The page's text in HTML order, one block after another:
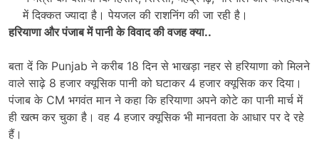
में दिक्कत ज्यादा है। पेयजल की राशनिंग की जा रही है।
हरियाणा और पंजाब में पानी के विवाद की वजह क्या..
बता दें कि Punjab ने करीब 18 दिन से भाखड़ा नहर से हरियाणा को मिलने
वाले साढ़े 8 हजार क्यूसिक पानी को घटाकर 4 हजार क्यूसिक कर दिया।
पंजाब के CM भगवंत मान ने कहा कि हरियाणा अपने कोटे का पानी मार्च में
ही खत्म कर चुका है। वह 4 हजार क्यूसिक भी मानवता के आधार पर दे रहे
हैं।